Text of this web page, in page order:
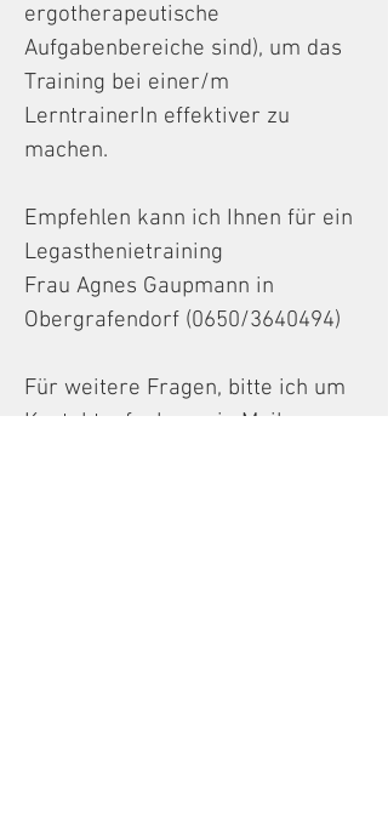
ergotherapeutische
Aufgabenbereiche sind), um das
Training bei einer/m
LerntrainerIn effektiver zu
machen.
Empfehlen kann ich Ihnen für ein
Legasthenietraining
Frau Agnes Gaupmann in
Obergrafendorf (0650/3640494)
Für weitere Fragen, bitte ich um
Kontaktaufnahme via Mail.